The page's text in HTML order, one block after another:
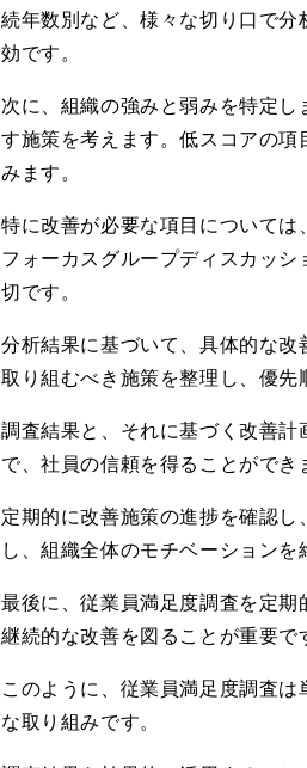
続年数別など、様々な切り口で
効です。
次に、組織の強みと弱みを特定
す施策を考えます。低スコアの
みます。
特に改善が必要な項目については
フォーカスグループディスカッ
切です。
分析結果に基づいて、具体的な
取り組むべき施策を整理し、優先
調査結果と、それに基づく改善
で、社員の信頼を得ることができ
定期的に改善施策の進捗を確認
し、組織全体のモチベーションを
最後に、従業員満足度調査を定期
継続的な改善を図ることが重要で
このように、従業員満足度調査
な取り組みです。